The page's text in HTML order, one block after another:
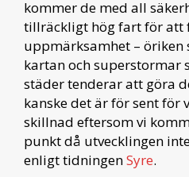
kommer de med all
tillräckligt hög fart för att
uppmärksamhet – öriken
kartan och superstormar
städer tenderar att göra
kanske det är för sent för
skillnad eftersom vi
punkt då utvecklingen
enligt tidningenSyre.